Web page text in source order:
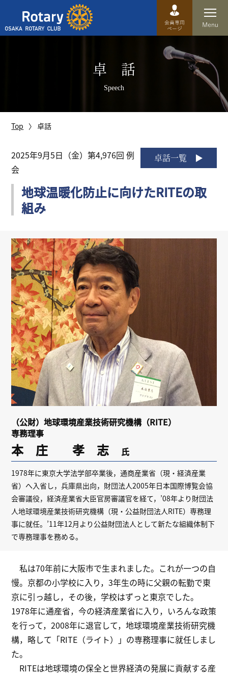
運営方針
歴史
特徴
理事・役員・委員会
リンク
会員専用ページ
English
卓 話
Speech
Top 卓話
卓話一覧
2025年9月5日（金）第4,976回 例
会
地球温暖化防止に向けたRITEの取
組み
（公財）地球環境産業技術研究機構（RITE）
専務理事
本 庄 孝 志 氏
1978年に東京大学法学部卒業後，通商産業省（現・経済産業
省）へ入省し，兵庫県出向，財団法人2005年日本国際博覧会協
会審議役，経済産業省大臣官房審議官を経て，’08年より財団法
人地球環境産業技術研究機構（現・公益財団法人RITE）専務理
事に就任。’11年12月より公益財団法人として新たな組織体制下
で専務理事を務める。
私は70年前に大阪市で生まれました。これが一つの自
慢。京都の小学校に入り，3年生の時に父親の転勤で東
京に引っ越し，その後，学校はずっと東京でした。
1978年に通産省，今の経済産業省に入り，いろんな政策
を行って，2008年に退官して，地球環境産業技術研究機
構，略して「RITE（ライト）」の専務理事に就任しまし
た。
RITEは地球環境の保全と世界経済の発展に貢献する産